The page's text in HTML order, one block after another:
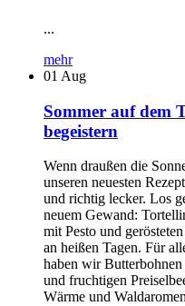
...
mehr
01 Aug
Sommer auf dem
begeistern
Wenn draußen die
unseren neuesten
und richtig lecker. Los
neuem Gewand:
mit Pesto und
an heißen Tagen. Für
haben wir
und fruchtigen
Wärme und